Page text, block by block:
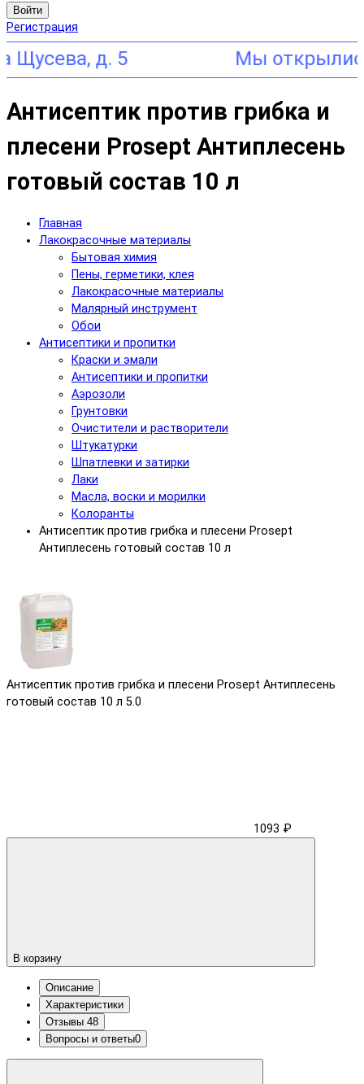
Войти
Регистрация
д. 5
Антисептик против грибка и
плесени Prosept Антиплесень
готовый состав 10 л
Главная
Лакокрасочные материалы
Бытовая химия
Пены, герметики, клея
Лакокрасочные материалы
Малярный инструмент
Обои
Антисептики и пропитки
Краски и эмали
Антисептики и пропитки
Аэрозоли
Грунтовки
Очистители и растворители
Штукатурки
Шпатлевки и затирки
Лаки
Масла, воски и морилки
Колоранты
Антисептик против грибка и плесени Prosept
Антиплесень готовый состав 10 л
Антисептик против грибка и плесени Prosept Антиплесень
готовый состав 10 л 5.0
1093 ₽
В корзину
Описание
Характеристики
Отзывы 48
Вопросы и ответы0